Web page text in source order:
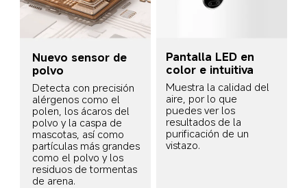
Nuevo sensor de
polvo
Detecta con precisión
alérgenos como el
polen, los ácaros del
polvo y la caspa de
mascotas, así como
partículas más grandes
como el polvo y los
residuos de tormentas
de arena.
Pantalla LED en
color e intuitiva
Muestra la calidad del
aire, por lo que
puedes ver los
resultados de la
purificación de un
vistazo.